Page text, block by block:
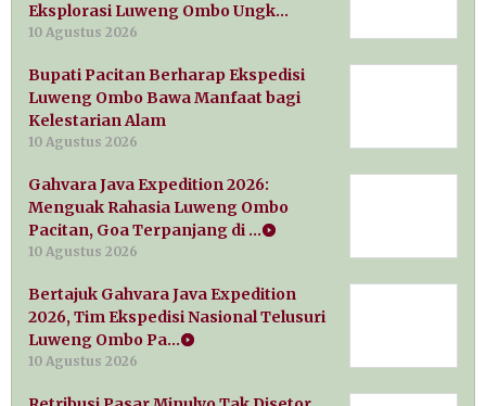
Eksplorasi Luweng Ombo Ungk…
10 Agustus 2026
Bupati Pacitan Berharap Ekspedisi
Luweng Ombo Bawa Manfaat bagi
Kelestarian Alam
10 Agustus 2026
Gahvara Java Expedition 2026:
Menguak Rahasia Luweng Ombo
Pacitan, Goa Terpanjang di …
10 Agustus 2026
Bertajuk Gahvara Java Expedition
2026, Tim Ekspedisi Nasional Telusuri
Luweng Ombo Pa…
10 Agustus 2026